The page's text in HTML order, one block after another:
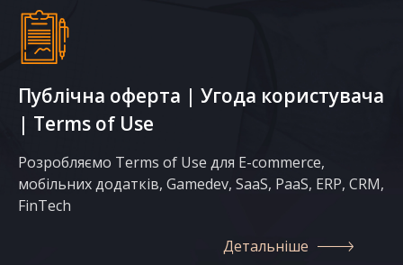
КОНТАКТИ
Публічна оферта | Угода користувача
| Terms of Use
Розробляємо Terms of Use для E-commerce,
мобільних додатків, Gamedev, SaaS, PaaS, ERP, CRM,
FinTech
Детальніше